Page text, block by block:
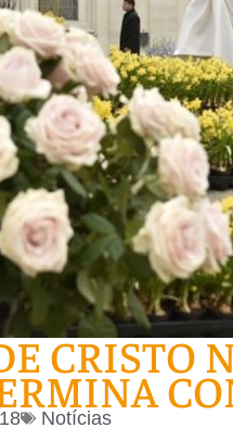
CRISTO
Notícias